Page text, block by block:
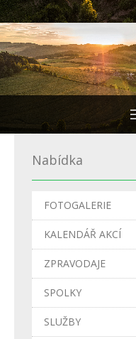
Nabídka
FOTOGALERIE
KALENDÁŘ AKCÍ
ZPRAVODAJE
SPOLKY
SLUŽBY